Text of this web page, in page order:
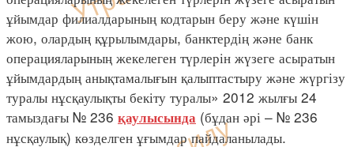
ұйымдар филиалдарының кодтарын беру және күшін
жою, олардың құрылымдары, банктердің және банк
операцияларының жекелеген түрлерін жүзеге асыратын
ұйымдардың анықтамалығын қалыптастыру және жүргізу
туралы нұсқаулықты бекіту туралы» 2012 жылғы 24
тамыздағы № 236 қаулысында (бұдан әрі – № 236
нұсқаулық) көзделген ұғымдар пайдаланылады.